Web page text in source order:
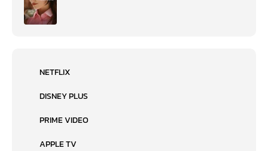
NETFLIX
DISNEY PLUS
PRIME VIDEO
APPLE TV